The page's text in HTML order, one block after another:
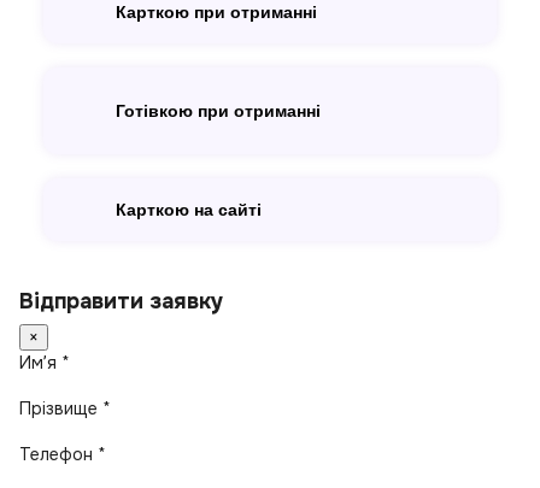
Карткою при отриманні
Готівкою при отриманні
Карткою на сайті
Відправити заявку
×
Имʼя *
Прізвище *
Телефон *